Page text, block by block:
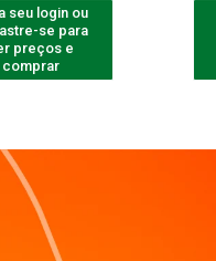
seu login ou
se para
preços e
comprar